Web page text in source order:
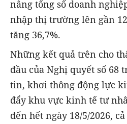
nâng tổng số doanh
nhập thị trường lên gần
tăng 36,7%.
Những kết quả trên cho
đầu của Nghị quyết số 68
tin, khơi thông động lực
đẩy khu vực kinh tế tư
đến hết ngày 18/5/2026,